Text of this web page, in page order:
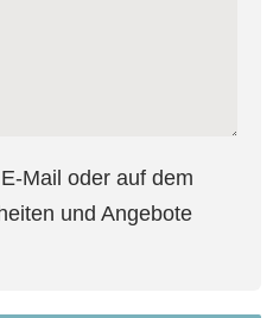
Mail oder auf dem
und Angebote